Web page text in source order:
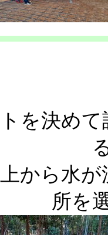
を決め
から水
所を